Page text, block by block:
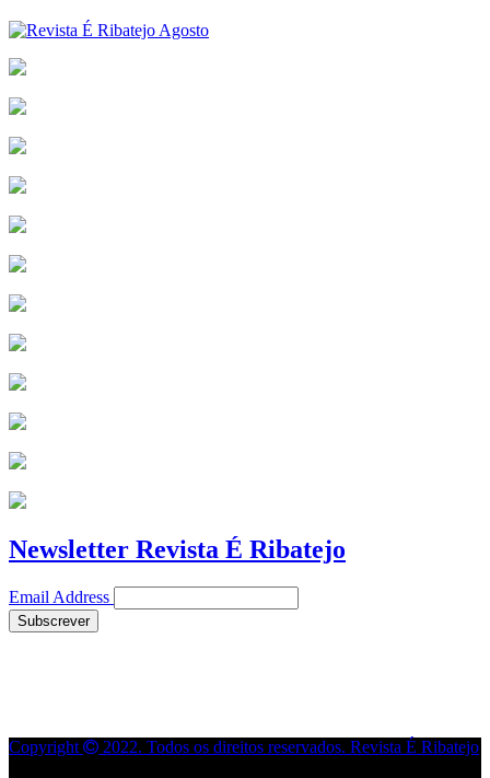
Newsletter Revista É Ribatejo
Email Address
Copyright
2022. Todos os direitos reservados. Revista É Ribatejo